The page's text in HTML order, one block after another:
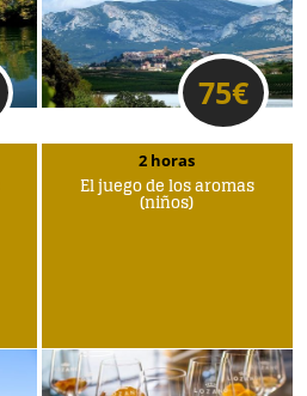
75€
2 horas
El juego de los aromas
(niños)